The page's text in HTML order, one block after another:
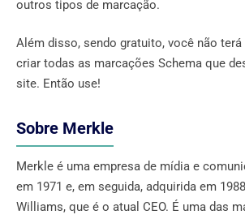
outros tipos de marcação.
Além disso, sendo gratuito, você não
criar todas as marcações Schema que
site. Então use!
Sobre Merkle
Merkle é uma empresa de mídia e
em 1971 e, em seguida, adquirida em
Williams, que é o atual CEO. É uma das